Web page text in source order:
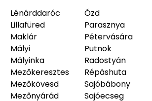
Lénárddaróc
Lillafüred
Maklár
Mályi
Mályinka
Mezőkeresztes
Mezőkövesd
Mezőnyárád
Ózd
Parasznya
Pétervására
Putnok
Radostyán
Répáshuta
Sajóbábony
Sajóecseg